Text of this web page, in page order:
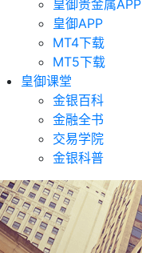
皇御贵金属APP
皇御APP
MT4下载
MT5下载
皇御课堂
金银百科
金融全书
交易学院
金银科普